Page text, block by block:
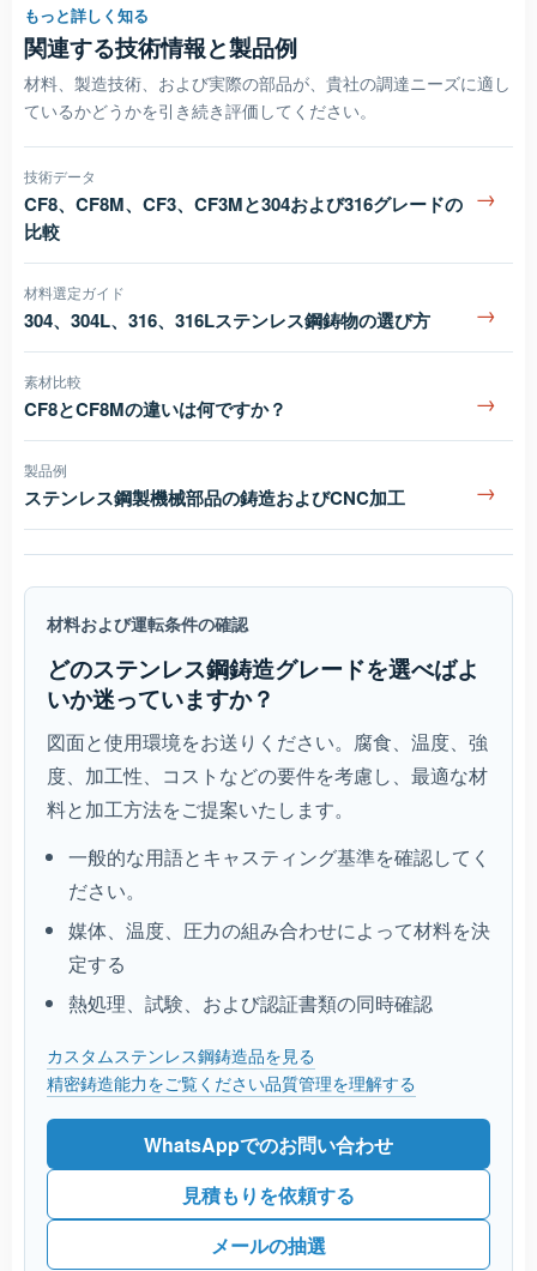
もっと詳しく知る
関連する技術情報と製品例
材料、製造技術、および実際の部品が、貴社の調達ニーズに適し
ているかどうかを引き続き評価してください。
技術データ
CF8、CF8M、CF3、CF3Mと304および316グレードの
比較
→
材料選定ガイド
304、304L、316、316Lステンレス鋼鋳物の選び方 →
素材比較
CF8とCF8Mの違いは何ですか？ →
製品例
ステンレス鋼製機械部品の鋳造およびCNC加工 →
材料および運転条件の確認
どのステンレス鋼鋳造グレードを選べばよ
いか迷っていますか？
図面と使用環境をお送りください。腐食、温度、強
度、加工性、コストなどの要件を考慮し、最適な材
料と加工方法をご提案いたします。
一般的な用語とキャスティング基準を確認してく
ださい。
媒体、温度、圧力の組み合わせによって材料を決
定する
熱処理、試験、および認証書類の同時確認
カスタムステンレス鋼鋳造品を見る
精密鋳造能力をご覧ください品質管理を理解する
WhatsAppでのお問い合わせ
見積もりを依頼する
メールの抽選